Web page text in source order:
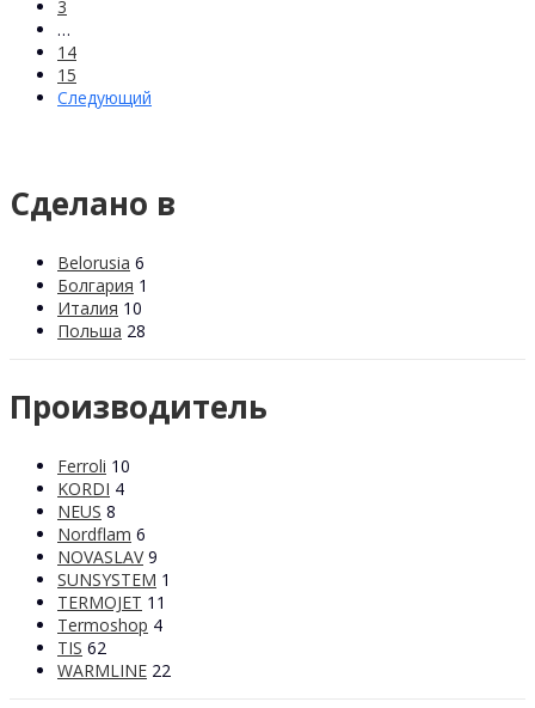
3
…
14
15
Следующий
Сделано в
Belorusia 6
Болгария 1
Италия 10
Польша 28
Производитель
Ferroli 10
KORDI 4
NEUS 8
Nordflam 6
NOVASLAV 9
SUNSYSTEM 1
TERMOJET 11
Termoshop 4
TIS 62
WARMLINE 22